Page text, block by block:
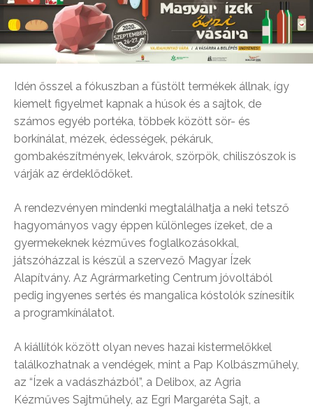
Idén ősszel a fókuszban a füstölt termékek állnak, így
kiemelt figyelmet kapnak a húsok és a sajtok, de
számos egyéb portéka, többek között sör- és
borkínálat, mézek, édességek, pékáruk,
gombakészítmények, lekvárok, szörpök, chiliszószok is
várják az érdeklődőket.
A rendezvényen mindenki megtalálhatja a neki tetsző
hagyományos vagy éppen különleges ízeket, de a
gyermekeknek kézműves foglalkozásokkal,
játszóházzal is készül a szervező Magyar Ízek
Alapítvány. Az Agrármarketing Centrum jóvoltából
pedig ingyenes sertés és mangalica kóstolók színesítik
a programkínálatot.
A kiállítók között olyan neves hazai kistermelőkkel
találkozhatnak a vendégek, mint a Pap Kolbászműhely,
az “Ízek a vadászházból”, a Delibox, az Agria
Kézműves Sajtműhely, az Egri Margaréta Sajt, a